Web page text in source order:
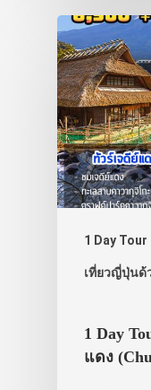
1 Day Tour
เที่ยวญี่ปุ่นด้
1 Day
แดง